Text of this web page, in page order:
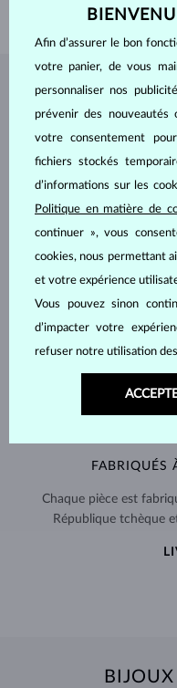
3.85 g
BIJOUX DE
FABRIQUÉS
Chaque pièce est
République tchèque
BIJOUX
Afin d’assurer le bon
votre panier, de vous
personnaliser nos
prévenir des nouveautés
votre consentement
fichiers stockés
d’informations sur les
Politique en matière de
continuer », vous
cookies, nous permettant
et votre expérience
Vous pouvez sinon
d’impacter votre
refuser notre utilisation